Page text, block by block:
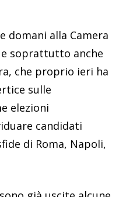
domani alla Camera
soprattutto anche
che proprio ieri ha
sulle
elezioni
candidati
di Roma, Napoli,